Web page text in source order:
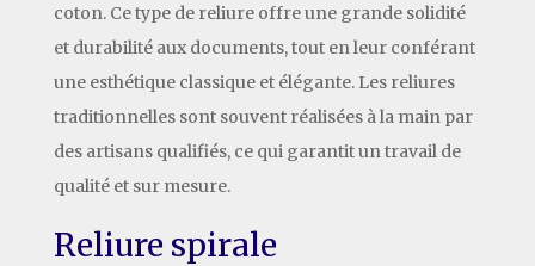
coton. Ce type de reliure offre une grande solidité
et durabilité aux documents, tout en leur conférant
une esthétique classique et élégante. Les reliures
traditionnelles sont souvent réalisées à la main par
des artisans qualifiés, ce qui garantit un travail de
qualité et sur mesure.
Reliure spirale